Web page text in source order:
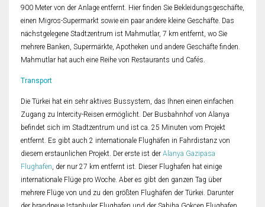
900 Meter von der Anlage entfernt. Hier finden Sie Bekleidungsgeschäfte,
einen Migros-Supermarkt sowie ein paar andere kleine Geschäfte. Das
nächstgelegene Stadtzentrum ist Mahmutlar, 7 km entfernt, wo Sie
mehrere Banken, Supermärkte, Apotheken und andere Geschäfte finden.
Mahmutlar hat auch eine Reihe von Restaurants und Cafés.
Transport
Die Türkei hat ein sehr aktives Bussystem, das Ihnen einen einfachen
Zugang zu Intercity-Reisen ermöglicht. Der Busbahnhof von Alanya
befindet sich im Stadtzentrum und ist ca. 25 Minuten vom Projekt
entfernt. Es gibt auch 2 internationale Flughäfen in Fahrdistanz von
diesem erstaunlichen Projekt. Der erste ist der Alanya Gazipasa
Flughafen, der nur 27 km entfernt ist. Dieser Flughafen hat einige
internationale Flüge pro Woche. Aber es gibt den ganzen Tag über
mehrere Flüge von und zu den größten Flughäfen der Türkei. Darunter